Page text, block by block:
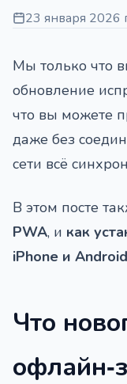
23 января 2026
Мы только что
обновление
что вы можете
даже без
сети всё
В этом посте
PWA, и как
iPhone и Android
Что